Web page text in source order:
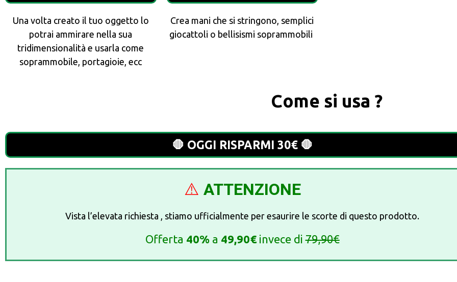
Una volta creato il tuo oggetto lo
potrai ammirare nella sua
tridimensionalità e usarla come
soprammobile, portagioie, ecc
Crea mani che si stringono, semplici
giocattoli o bellisismi soprammobili
Come si usa ?
🛑 OGGI RISPARMI 30€ 🛑
⚠️ ATTENZIONE
Vista l’elevata richiesta , stiamo ufficialmente per esaurire le scorte di questo prodotto.
Offerta 40% a 49,90€ invece di79,90€